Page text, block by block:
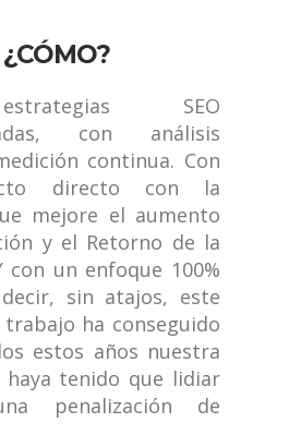
¿CÓMO?
SEO
con análisis
continua. Con
directo con la
mejore el aumento
y el Retorno de la
con un enfoque 100%
sin atajos, este
ha conseguido
estos años nuestra
haya tenido que lidiar
penalización de